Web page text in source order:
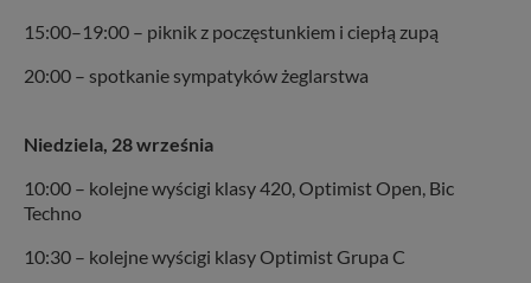
15:00–19:00 – piknik z poczęstunkiem i ciepłą zupą
20:00 – spotkanie sympatyków żeglarstwa
Niedziela, 28 września
10:00 – kolejne wyścigi klasy 420, Optimist Open, Bic
Techno
10:30 – kolejne wyścigi klasy Optimist Grupa C